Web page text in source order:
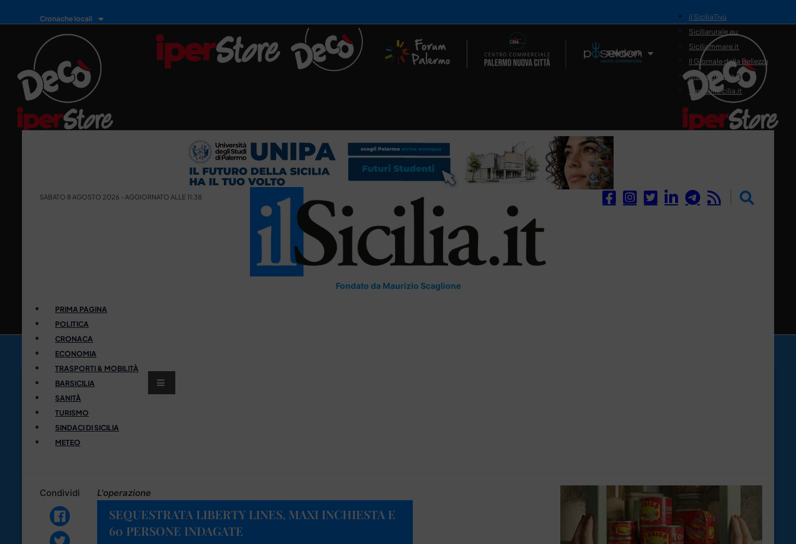
Cronache locali
Il Network
il SiciliaTivù
Siciliarurale.eu
Siciliammare.it
Il Giornale della Bellezza
Siciliamedica.it
Sanitainsicilia.it
SABATO 8 AGOSTO 2026 - AGGIORNATO ALLE 11:38
Fondato da Maurizio Scaglione
PRIMA PAGINA
POLITICA
CRONACA
ECONOMIA
TRASPORTI & MOBILITÀ
BARSICILIA
SANITÀ
TURISMO
SINDACI DI SICILIA
METEO
Condividi L'operazione
SEQUESTRATA LIBERTY LINES, MAXI INCHIESTA E
60 PERSONE INDAGATE